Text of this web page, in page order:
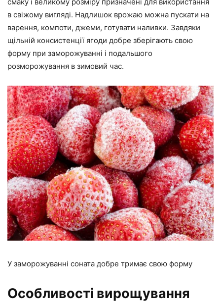
смаку і великому розміру призначені для використання
в свіжому вигляді. Надлишок врожаю можна пускати на
варення, компоти, джеми, готувати наливки. Завдяки
щільній консистенції ягоди добре зберігають свою
форму при заморожуванні і подальшого
розморожування в зимовий час.
У заморожуванні соната добре тримає свою форму
Особливості вирощування